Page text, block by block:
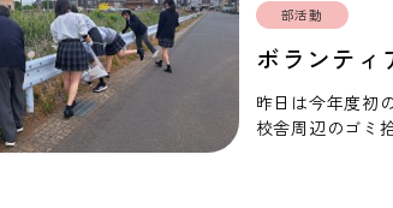
部活動
ボランティ
昨日は今年度初
校舎周辺のゴミ